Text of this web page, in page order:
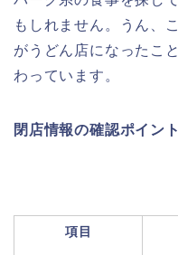
もしれません。うん、
がうどん店になったこ
わっています。
閉店情報の確認ポイント
項目